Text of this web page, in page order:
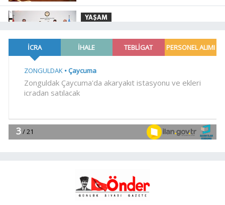
uluslararası model
YAŞAM
Karadeniz' ekibini ağırladı! Film
Festivali Aralık'ta
12:09Ankara'da sabır, emek ve
12:04Malatya Kültür Yolu'nda
geleneksel ve kültürel birikim
güvenle geçti